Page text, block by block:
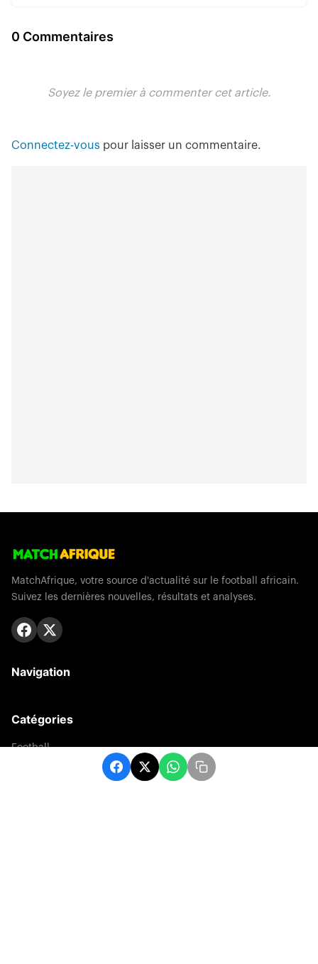
0 Commentaires
Soyez le premier à commenter cet article.
Connectez-vous pour laisser un commentaire.
MatchAfrique, votre source d'actualité sur le football africain.
Suivez les dernières nouvelles, résultats et analyses.
Navigation
Catégories
Football